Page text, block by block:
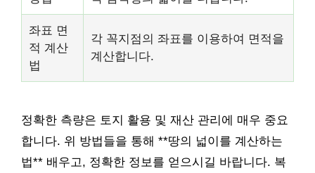
좌표 면
적 계산
법
각 꼭지점의 좌표를 이용하여 면적을
계산합니다.
정확한 측량은 토지 활용 및 재산 관리에 매우 중요
합니다. 위 방법들을 통해 **땅의 넓이를 계산하는
법** 배우고, 정확한 정보를 얻으시길 바랍니다. 복